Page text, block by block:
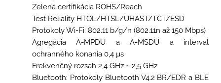
Zelená certifikácia ROHS/Reach
Test Reliality HTOL/HTSL/UHAST/TCT/ESD
Protokoly Wi-Fi: 802.11 b/g/n (802.11n až 150 Mbps)
Agregácia A-MPDU a A-MSDU a interval
ochranného konania 0,4 µs
Frekvenčný rozsah 2,4 GHz ~ 2,5 GHz
Bluetooth: Protokoly Bluetooth V4.2 BR/EDR a BLE